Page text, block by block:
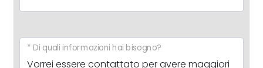
* Di quali informazioni hai bisogno?